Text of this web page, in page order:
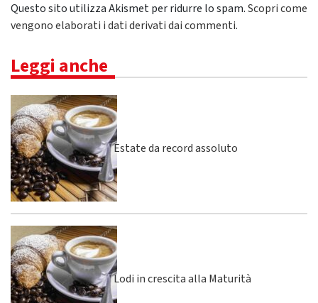
Questo sito utilizza Akismet per ridurre lo spam.Scopri come
vengono elaborati i dati derivati dai commenti.
Leggi anche
Estate da record assoluto
Lodi in crescita alla Maturità